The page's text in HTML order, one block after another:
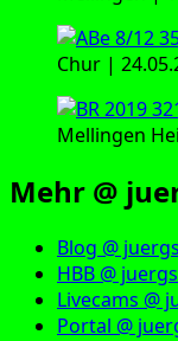
Chur |
Mellingen
Mehr @
Blog @
HBB @
Livecams @
Portal @